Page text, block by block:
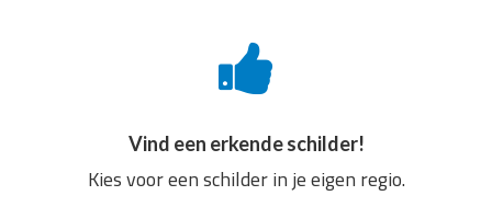
Vind een erkende schilder!
Kies voor een schilder in je eigen regio.